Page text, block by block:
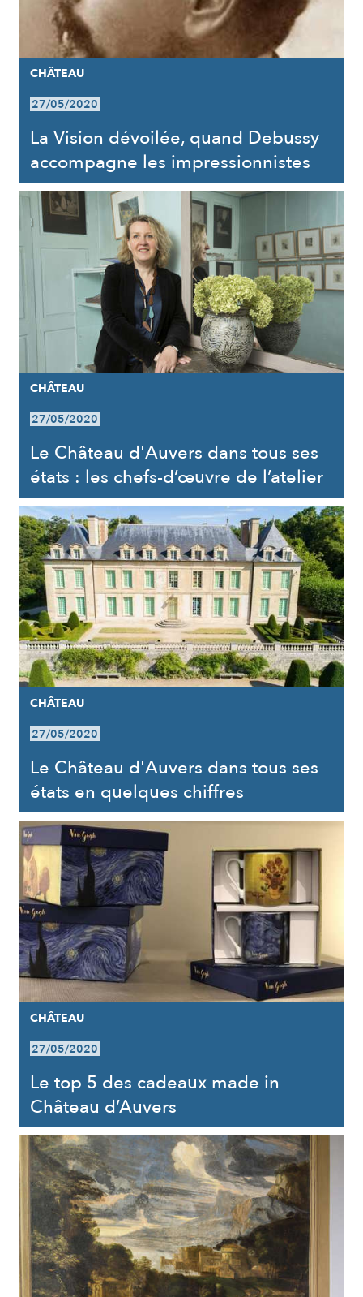
CHÂTEAU
27/05/2020
La Vision dévoilée, quand Debussy
accompagne les impressionnistes
CHÂTEAU
27/05/2020
Le Château d'Auvers dans tous ses
états : les chefs-d’œuvre de l’atelier
CHÂTEAU
27/05/2020
Le Château d'Auvers dans tous ses
états en quelques chiffres
CHÂTEAU
27/05/2020
Le top 5 des cadeaux made in
Château d’Auvers